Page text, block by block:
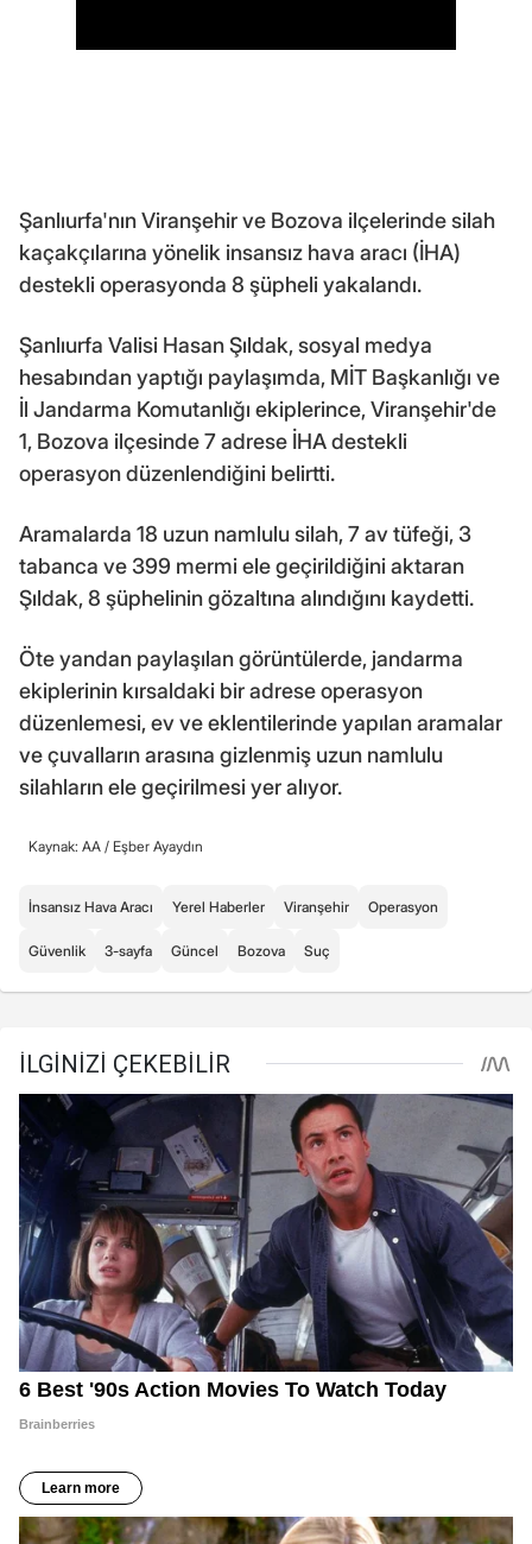
Şanlıurfa'nın Viranşehir ve Bozova ilçelerinde silah
kaçakçılarına yönelik insansız hava aracı (İHA)
destekli operasyonda 8 şüpheli yakalandı.
Şanlıurfa Valisi Hasan Şıldak, sosyal medya
hesabından yaptığı paylaşımda, MİT Başkanlığı ve
İl Jandarma Komutanlığı ekiplerince, Viranşehir'de
1, Bozova ilçesinde 7 adrese İHA destekli
operasyon düzenlendiğini belirtti.
Aramalarda 18 uzun namlulu silah, 7 av tüfeği, 3
tabanca ve 399 mermi ele geçirildiğini aktaran
Şıldak, 8 şüphelinin gözaltına alındığını kaydetti.
Öte yandan paylaşılan görüntülerde, jandarma
ekiplerinin kırsaldaki bir adrese operasyon
düzenlemesi, ev ve eklentilerinde yapılan aramalar
ve çuvalların arasına gizlenmiş uzun namlulu
silahların ele geçirilmesi yer alıyor.
Kaynak: AA / Eşber Ayaydın
İnsansız Hava Aracı Yerel Haberler Viranşehir Operasyon
Güvenlik 3-sayfa Güncel Bozova Suç